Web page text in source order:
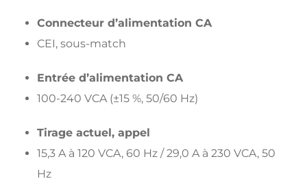
Connecteur d’alimentation CA
CEI, sous-match
Entrée d’alimentation CA
100-240 VCA (±15 %, 50/60 Hz)
Tirage actuel, appel
15,3 A à 120 VCA, 60 Hz / 29,0 A à 230 VCA, 50
Hz